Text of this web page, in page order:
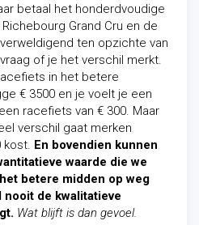
betaal het honderdvoudige
Grand Cru en de
ten opzichte van
of je het verschil merkt.
in het betere
€ 3500 en je voelt je een
racefiets van € 300. Maar
verschil gaat merken
kost. En bovendien kunnen
waarde die we
betere midden op weg
de kwalitatieve
Wat blijft is dan gevoel.